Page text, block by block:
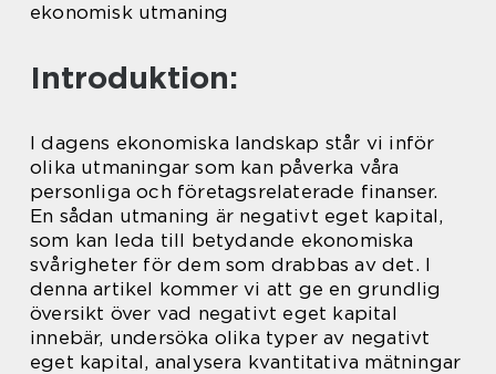
ekonomisk utmaning
Introduktion:
I dagens ekonomiska landskap står vi inför
olika utmaningar som kan påverka våra
personliga och företagsrelaterade finanser.
En sådan utmaning är negativt eget kapital,
som kan leda till betydande ekonomiska
svårigheter för dem som drabbas av det. I
denna artikel kommer vi att ge en grundlig
översikt över vad negativt eget kapital
innebär, undersöka olika typer av negativt
eget kapital, analysera kvantitativa mätningar